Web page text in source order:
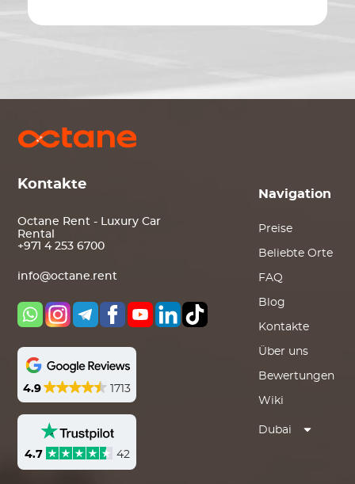
Kontakte
Octane Rent - Luxury Car
Rental
+971 4 253 6700
info@octane.rent
4.9 1713
4.7 42
Navigation
Preise
Beliebte Orte
FAQ
Blog
Kontakte
Über uns
Bewertungen
Wiki
Dubai